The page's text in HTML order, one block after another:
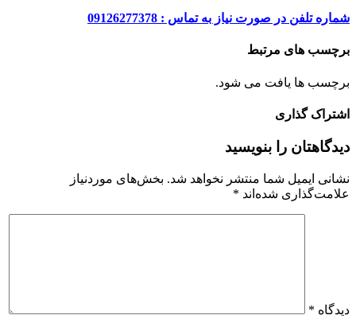
شماره تلفن در صورت نیاز به تماس : 09126277378
برچسب های مرتبط
برچسب ها یافت می شود.
اشتراک گذاری
دیدگاهتان را بنویسید
نشانی ایمیل شما منتشر نخواهد شد. بخش‌های موردنیاز
علامت‌گذاری شده‌اند *
دیدگاه *